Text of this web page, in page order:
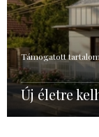
Támogatott tartalom
Új életre